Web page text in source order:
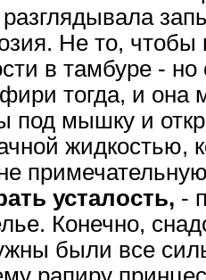
разглядывала
Не то, чтобы
в тамбуре -
тогда, и она
под мышку и
усталость, -
Конечно,
были все